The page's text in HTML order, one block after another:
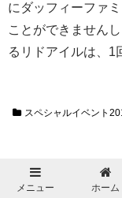
にダッフィーファ
ことができません
るリドアイルは、1
スペシャルイベント
メニュー ホーム